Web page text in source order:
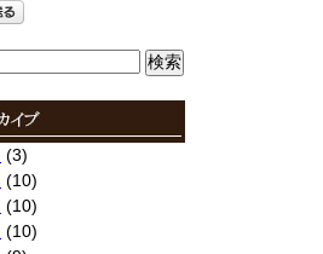
(3)
(10)
(10)
(10)